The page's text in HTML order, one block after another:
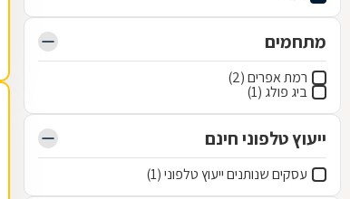
מתחמים
רמת אפרים (2)
ביג פולג (1)
ייעוץ טלפוני חינם
עסקים שנותנים ייעוץ טלפוני (1)